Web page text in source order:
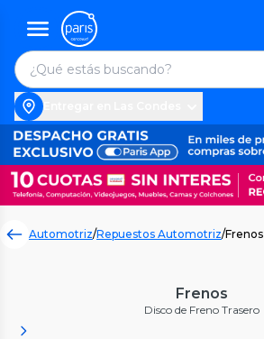
Automotriz/Repuestos Automotriz/Frenos
Frenos
Disco de Freno Trasero